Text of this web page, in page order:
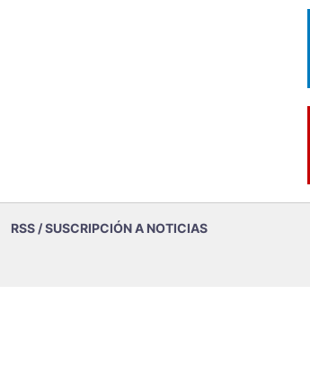
RSS / SUSCRIPCIÓN A NOTICIAS